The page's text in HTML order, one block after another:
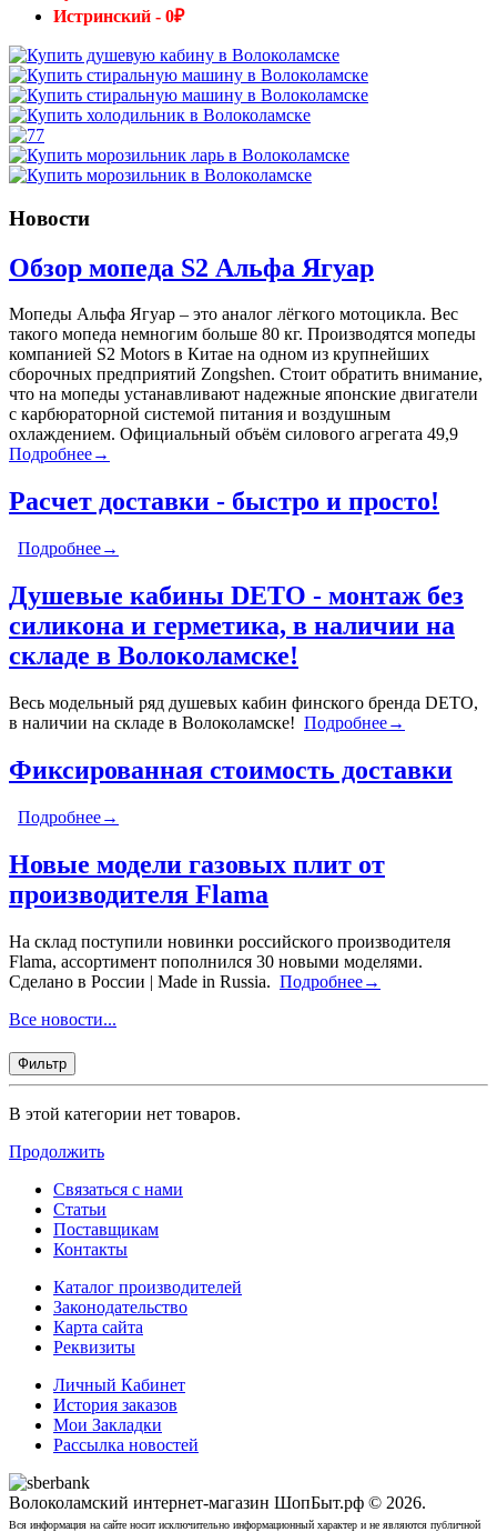
Истринский - 0₽
Новости
Обзор мопеда S2 Альфа Ягуар
Мопеды Альфа Ягуар – это аналог лёгкого мотоцикла. Вес
такого мопеда немногим больше 80 кг. Производятся мопеды
компанией S2 Motors в Китае на одном из крупнейших
сборочных предприятий Zongshen. Стоит обратить внимание,
что на мопеды устанавливают надежные японские двигатели
с карбюраторной системой питания и воздушным
охлаждением. Официальный объём силового агрегата 49,9
Подробнее→
Расчет доставки - быстро и просто!
Подробнее→
Душевые кабины DETO - монтаж без
силикона и герметика, в наличии на
складе в Волоколамске!
Весь модельный ряд душевых кабин финского бренда DETO,
в наличии на складе в Волоколамске! Подробнее→
Фиксированная стоимость доставки
Подробнее→
Новые модели газовых плит от
производителя Flama
На склад поступили новинки российского производителя
Flama, ассортимент пополнился 30 новыми моделями.
Сделано в России | Made in Russia. Подробнее→
Все новости...
Фильтр
В этой категории нет товаров.
Продолжить
Связаться с нами
Статьи
Поставщикам
Контакты
Каталог производителей
Законодательство
Карта сайта
Реквизиты
Личный Кабинет
История заказов
Мои Закладки
Рассылка новостей
Волоколамский интернет-магазин ШопБыт.рф © 2026.
Вся информация на сайте носит исключительно информационный характер и не являются публичной